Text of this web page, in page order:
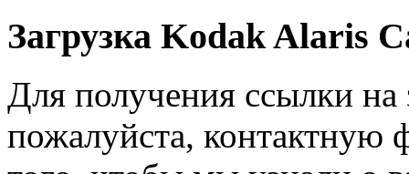
Загрузка Kodak Alaris
Для получения ссылки на
пожалуйста, контактную